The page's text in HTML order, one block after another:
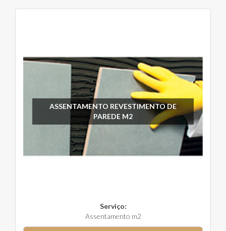
ASSENTAMENTO REVESTIMENTO DE
PAREDE M2
Serviço:
Assentamento m2